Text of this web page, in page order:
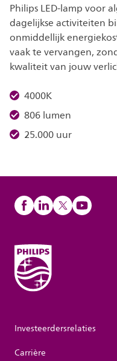
Philips LED-lamp voor
dagelijkse activiteiten
onmiddellijk
vaak te vervangen,
kwaliteit van jouw
4000K
806 lumen
25.000 uur
Investeerdersrelaties
Carrière